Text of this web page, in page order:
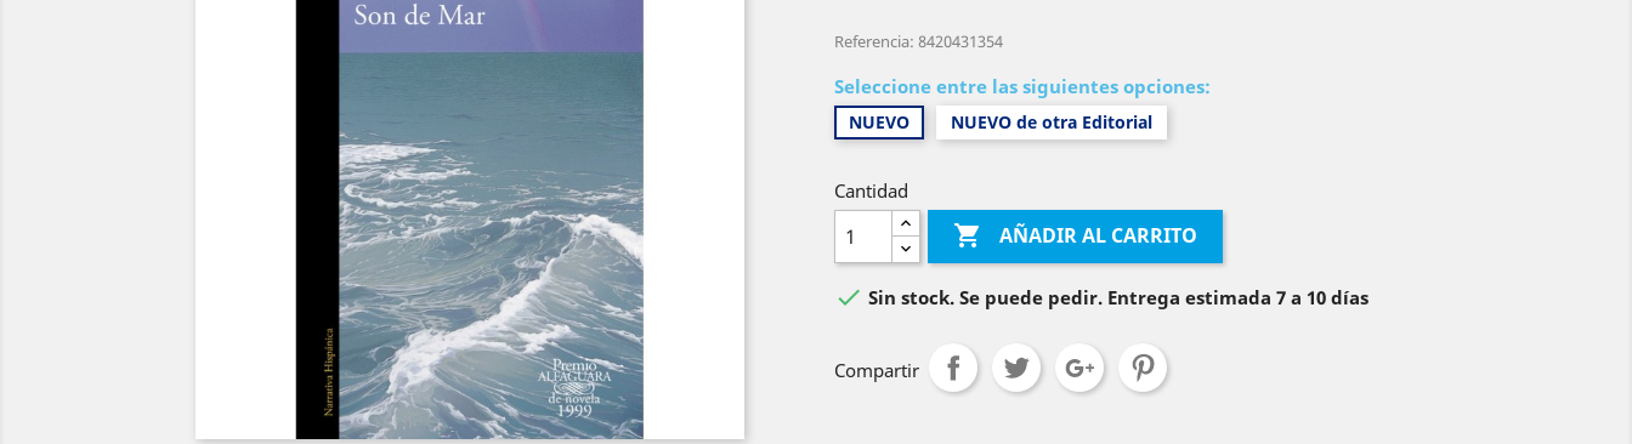
Referencia: 8420431354
Seleccione entre las siguientes opciones:
NUEVO NUEVO de otra Editorial
Cantidad
 AÑADIR AL CARRITO
 Sin stock. Se puede pedir. Entrega estimada 7 a 10 días
Compartir